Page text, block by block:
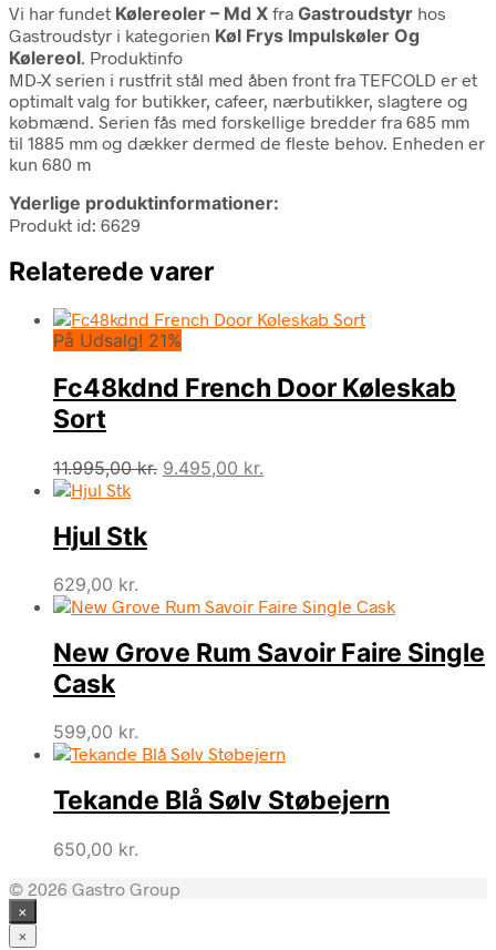
Vi har fundet Kølereoler – Md X fra Gastroudstyr hos
Gastroudstyr i kategorien Køl Frys Impulskøler Og
Kølereol. Produktinfo
MD-X serien i rustfrit stål med åben front fra TEFCOLD er et
optimalt valg for butikker, cafeer, nærbutikker, slagtere og
købmænd. Serien fås med forskellige bredder fra 685 mm
til 1885 mm og dækker dermed de fleste behov. Enheden er
kun 680 m
Yderlige produktinformationer:
Produkt id: 6629
Relaterede varer
På Udsalg! 21%
Fc48kdnd French Door Køleskab
Sort
11.995,00kr. Den
9.495,00 kr.
Hjul Stk
629,00 kr.
New Grove Rum Savoir Faire Single
Cask
599,00 kr.
Tekande Blå Sølv Støbejern
650,00 kr.
© 2026 Gastro Group
×
×